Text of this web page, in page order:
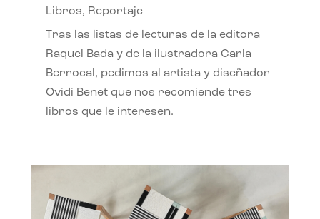
Libros, Reportaje
Tras las listas de lecturas de la editora
Raquel Bada y de la ilustradora Carla
Berrocal, pedimos al artista y diseñador
Ovidi Benet que nos recomiende tres
libros que le interesen.